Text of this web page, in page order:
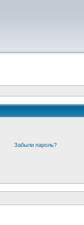
Забыли пароль?